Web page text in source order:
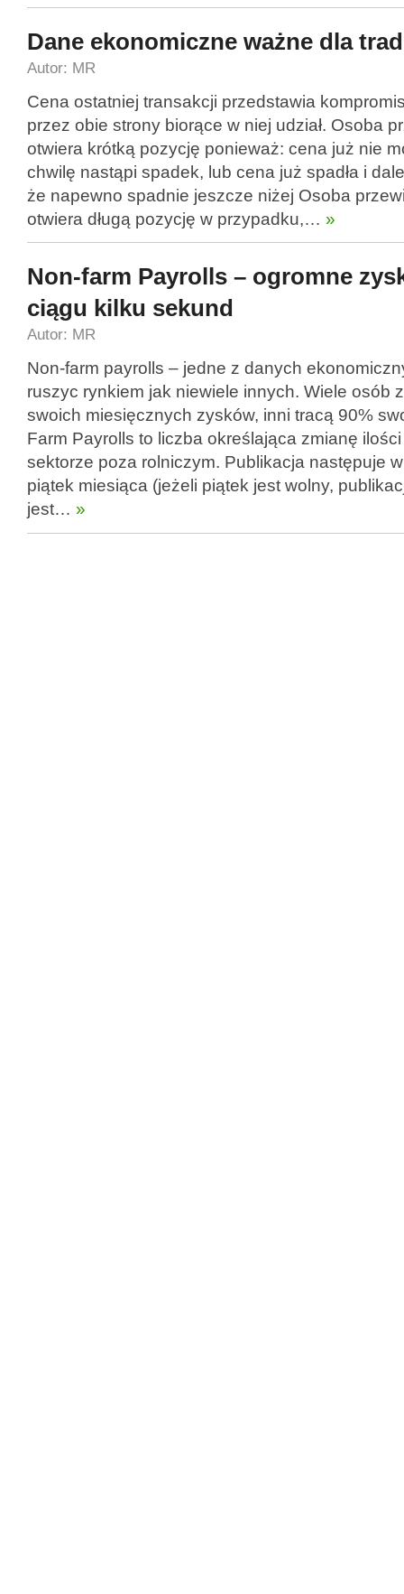
Dane ekonomiczne ważne dla
Autor: MR
Cena ostatniej transakcji przedstawia
przez obie strony biorące w niej udział. Osoba
otwiera krótką pozycję ponieważ: cena już nie
chwilę nastąpi spadek, lub cena już spadła i
że napewno spadnie jeszcze niżej Osoba
otwiera długą pozycję w przypadku,… »
Non-farm Payrolls – ogromne
ciągu kilku sekund
Autor: MR
Non-farm payrolls – jedne z danych
ruszyc rynkiem jak niewiele innych. Wiele osób
swoich miesięcznych zysków, inni tracą 90%
Farm Payrolls to liczba określająca zmianę
sektorze poza rolniczym. Publikacja następuje
piątek miesiąca (jeżeli piątek jest wolny,
jest… »